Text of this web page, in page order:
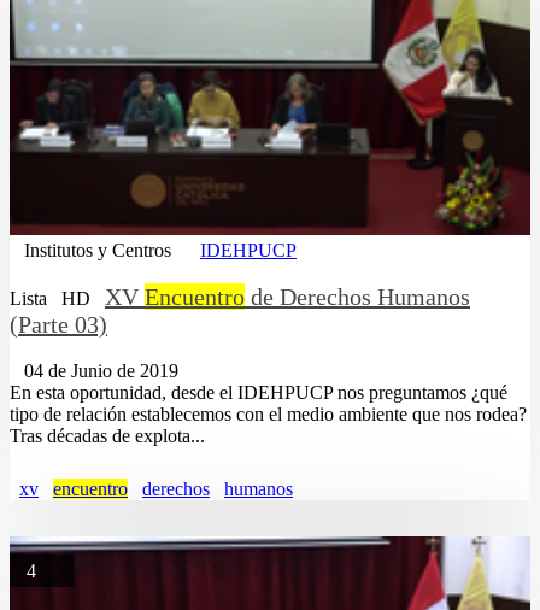
Institutos y Centros IDEHPUCP
Lista HD XV Encuentro de Derechos Humanos
(Parte 03)
04 de Junio de 2019
En esta oportunidad, desde el IDEHPUCP nos preguntamos ¿qué
tipo de relación establecemos con el medio ambiente que nos rodea?
Tras décadas de explota...
xv encuentro derechos humanos
4